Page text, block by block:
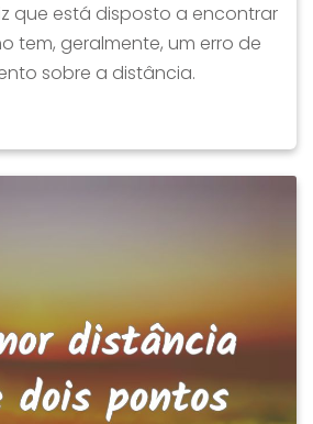
que está disposto a encontrar
tem, geralmente, um erro de
sobre a distância.